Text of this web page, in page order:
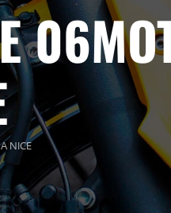
NICE